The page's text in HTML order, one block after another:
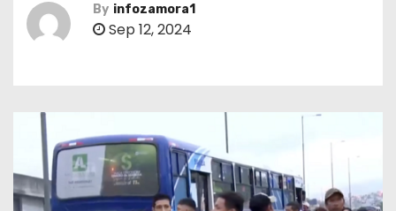
By infozamora1
Sep 12, 2024